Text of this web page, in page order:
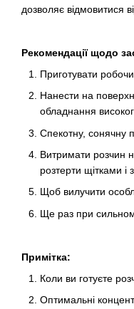
дозволяє відмовитися
Рекомендації щодо
Приготувати
Нанести на
обладнання
Спекотну, сонячну
Витримати розчин
розтерти щітками і
Щоб вилучити
Ще раз при
Примітка:
Коли ви готуєте
Оптимальні